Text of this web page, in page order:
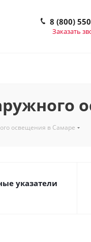
8 (800)
Заказать
освещения в Самаре
указатели